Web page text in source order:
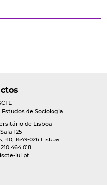
de Sociologia
de Lisboa
125
40, 1649-026 Lisboa
464 018
iul.pt